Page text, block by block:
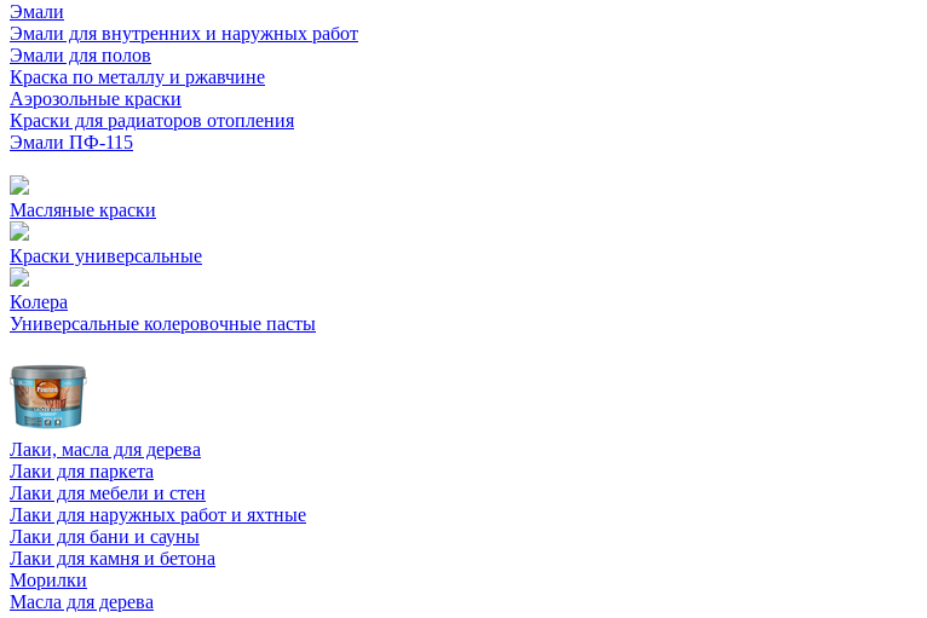
Эмали
Эмали для внутренних и наружных работ
Эмали для полов
Краска по металлу и ржавчине
Аэрозольные краски
Краски для радиаторов отопления
Эмали ПФ-115
Масляные краски
Краски универсальные
Колера
Универсальные колеровочные пасты
Лаки, масла для дерева
Лаки для паркета
Лаки для мебели и стен
Лаки для наружных работ и яхтные
Лаки для бани и сауны
Лаки для камня и бетона
Морилки
Масла для дерева